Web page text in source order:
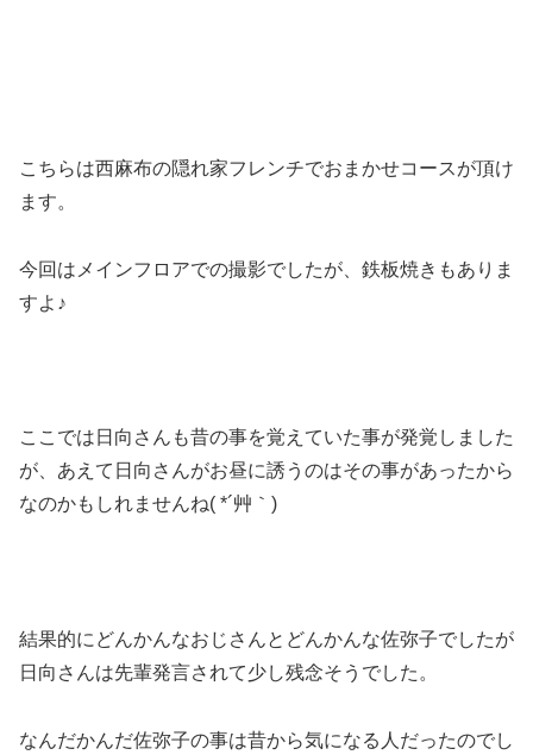
こちらは西麻布の隠れ家フレンチでおまかせコースが頂け
ます。
今回はメインフロアでの撮影でしたが、鉄板焼きもありま
すよ♪
ここでは日向さんも昔の事を覚えていた事が発覚しました
が、あえて日向さんがお昼に誘うのはその事があったから
なのかもしれませんね( *´艸｀)
結果的にどんかんなおじさんとどんかんな佐弥子でしたが
日向さんは先輩発言されて少し残念そうでした。
なんだかんだ佐弥子の事は昔から気になる人だったのでし